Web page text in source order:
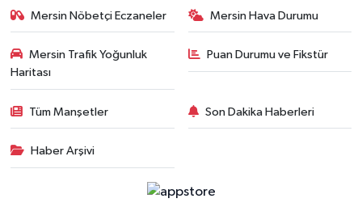
Mersin Nöbetçi Eczaneler Mersin Hava Durumu
Mersin Trafik Yoğunluk
Haritası
Puan Durumu ve Fikstür
Tüm Manşetler Son Dakika Haberleri
Haber Arşivi